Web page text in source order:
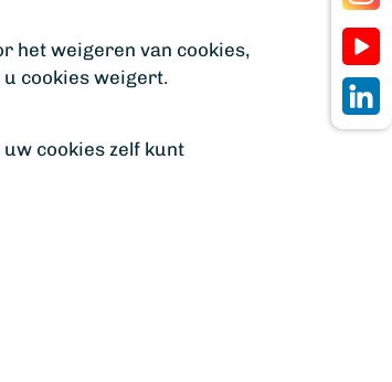
het weigeren van cookies,
cookies weigert.
cookies zelf kunt